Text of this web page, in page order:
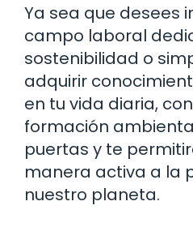
Ya sea que desees
campo laboral
sostenibilidad o
adquirir
en tu vida diaria,
formación
puertas y te
manera activa a la
nuestro planeta.